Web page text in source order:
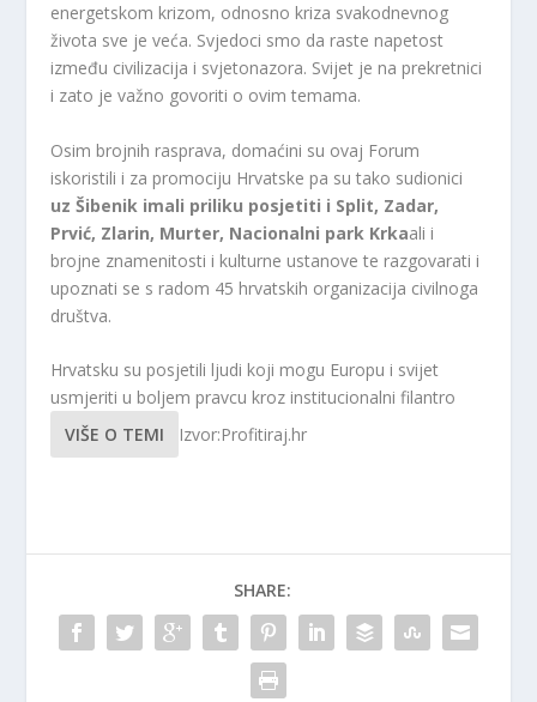
energetskom krizom, odnosno kriza svakodnevnog
života sve je veća. Svjedoci smo da raste napetost
između civilizacija i svjetonazora. Svijet je na prekretnici
i zato je važno govoriti o ovim temama.
Osim brojnih rasprava, domaćini su ovaj Forum
iskoristili i za promociju Hrvatske pa su tako sudionici
uz Šibenik imali priliku posjetiti i Split, Zadar,
Prvić, Zlarin, Murter, Nacionalni park Krkaali i
brojne znamenitosti i kulturne ustanove te razgovarati i
upoznati se s radom 45 hrvatskih organizacija civilnoga
društva.
Hrvatsku su posjetili ljudi koji mogu Europu i svijet
usmjeriti u boljem pravcu kroz institucionalni filantro
VIŠE O TEMI
Izvor:Profitiraj.hr
SHARE: